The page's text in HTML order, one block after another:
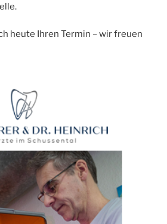
heute Ihren Termin – wir freuen